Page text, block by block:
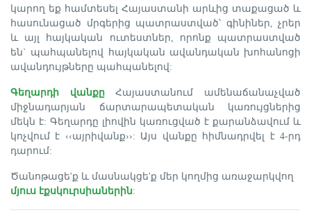
կարող եք համտեսել Հայաստանի արևից տաքացած և
հասունացած մրգերից պատրաստված՝ գինիներ, չրեր
և այլ հայկական ուտեստներ, որոնք պատրաստված
են` պահպանելով հայկական ավանդական խոհանոցի
ավանդույթները պահպանելով:
Գեղարդի վանքըՀայաստանում ամենաճանաչված
միջնադարյան ճարտարապետական կառույցներից
մեկն է: Գեղարդը լիովին կառուցված է քարանձավում և
կոչվում է ‹‹այրիվանք››: Այս վանքը հիմնադրվել է 4-րդ
դարում:
Ծանոթացե'ք և մասնակցե'ք մեր կողմից առաջարկվող
մյուս էքսկուրսիաներին: